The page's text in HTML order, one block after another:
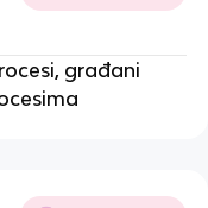
građani